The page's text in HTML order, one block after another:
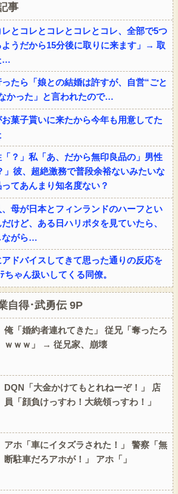
事
とコレとコレとコレとコレ、全部で5つ
うだから15分後に取りに来ます」→ 取
…
たら「娘との結婚は許すが、自営“ごと
かった」と言われたので…
菓子貰いに来たから今年も用意してた
？」私「あ、だから無印良品の」男性
」彼、超絶激務で普段余裕ないみたいな
てあんまり知名度ない？
母が日本とフィンランドのハーフとい
けど、ある日ハリポタを見ていたら、
ながら…
ドバイスしてきて思った通りの反応を
ちゃん扱いしてくる同僚。
自得･武勇伝 9P
俺「婚約者連れてきた」 従兄「奪ったろ
ｗｗｗ」 → 従兄家、崩壊
DQN「大金かけてもとれねーぞ！」 店
員「顔負けっすわ！大統領っすわ！」
アホ「車にイタズラされた！」 警察「無
断駐車だろアホが！」 アホ「」